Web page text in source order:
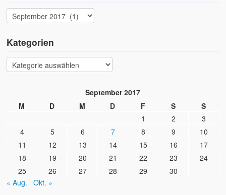
Kategorien
September 2017
M
D M D F S
S
1
2
3
4
5 6 7 8 9
10
11
12 13 14 15 16
17
18
19 20 21 22 23
24
25
26 27 28 29
30
« Aug.
Okt. »